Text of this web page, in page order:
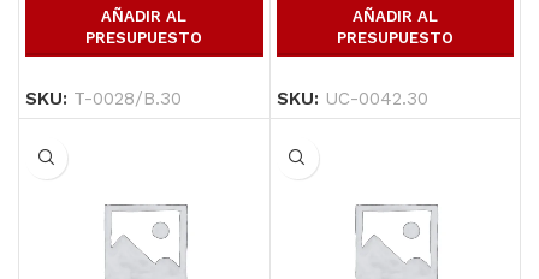
AÑADIR AL
PRESUPUESTO
SKU: T-0028/B.30
AÑADIR AL
PRESUPUESTO
SKU: UC-0042.30